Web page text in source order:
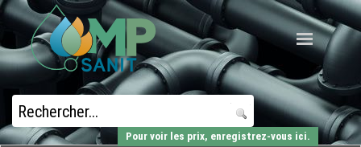
Pour voir les prix, enregistrez-vous ici.